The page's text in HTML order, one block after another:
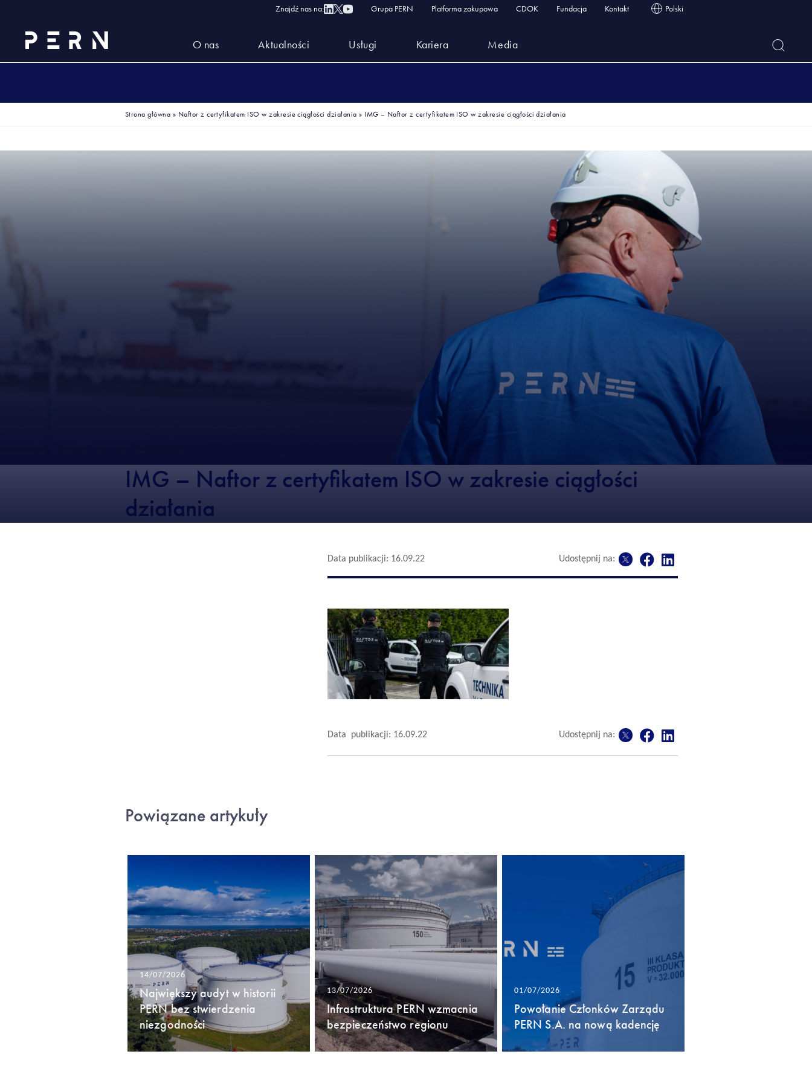
Znajdź nas na: Grupa PERN Platforma zakupowa CDOK Fundacja Kontakt Polski
O nas Aktualności Usługi Kariera Media
Strona główna » Naftor z certyfikatem ISO w zakresie ciągłości działania » IMG – Naftor z certyfikatem ISO w zakresie ciągłości działania
IMG – Naftor z certyfikatem ISO w zakresie ciągłości
działania
Data publikacji: 16.09.22 Udostępnij na:
Data publikacji: 16.09.22 Udostępnij na:
Powiązane artykuły
14/07/2026
Największy audyt w historii
PERN bez stwierdzenia
niezgodności
13/07/2026
Infrastruktura PERN wzmacnia
bezpieczeństwo regionu
01/07/2026
Powołanie Członków Zarządu
PERN S.A. na nową kadencję